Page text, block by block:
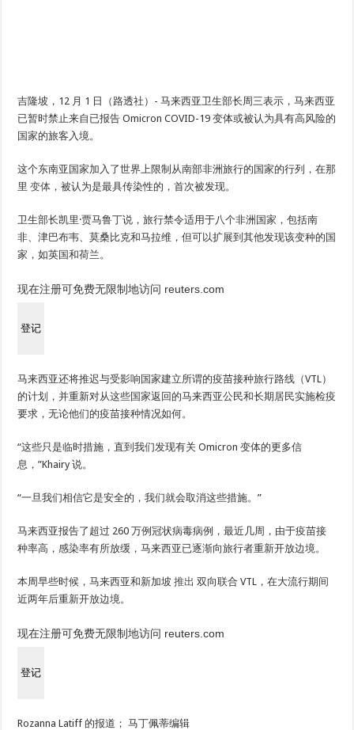
吉隆坡，12 月 1 日（路透社）- 马来西亚卫生部长周三表示，马来西亚
已暂时禁止来自已报告 Omicron COVID-19 变体或被认为具有高风险的
国家的旅客入境。
这个东南亚国家加入了世界上限制从南部非洲旅行的国家的行列，在那
里变体 ，被认为是最具传染性的，首次被发现。
卫生部长凯里·贾马鲁丁说，旅行禁令适用于八个非洲国家，包括南
非、津巴布韦、莫桑比克和马拉维，但可以扩展到其他发现该变种的国
家，如英国和荷兰。
现在注册可免费无限制地访问 reuters.com
登记
马来西亚还将推迟与受影响国家建立所谓的疫苗接种旅行路线（VTL）
的计划，并重新对从这些国家返回的马来西亚公民和长期居民实施检疫
要求，无论他们的疫苗接种情况如何。
“这些只是临时措施，直到我们发现有关 Omicron 变体的更多信
息，”Khairy 说。
“一旦我们相信它是安全的，我们就会取消这些措施。”
马来西亚报告了超过 260 万例冠状病毒病例，最近几周，由于疫苗接
种率高，感染率有所放缓，马来西亚已逐渐向旅行者重新开放边境。
本周早些时候，马来西亚和新加坡推出 双向联合 VTL，在大流行期间
近两年后重新开放边境。
现在注册可免费无限制地访问 reuters.com
登记
Rozanna Latiff 的报道； 马丁佩蒂编辑